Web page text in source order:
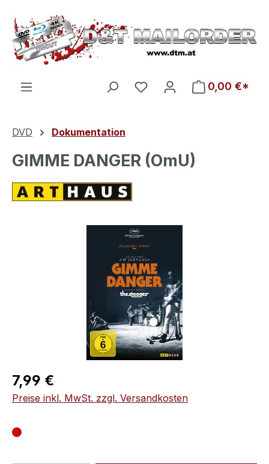
Zum Hauptinhalt springen
Du hast 0 Produkte auf
0,00 €*
DVD Dokumentation
GIMME DANGER (OmU)
Bildergalerie überspringen
Regulärer Preis:
7,99 €
Preise inkl. MwSt. zzgl. Versandkosten